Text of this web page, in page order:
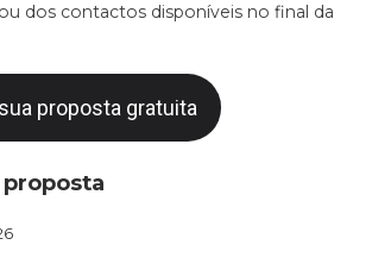
dos contactos disponíveis no final da
proposta gratuita